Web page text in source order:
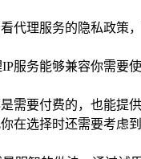
代理服务的隐私政策
服务能够兼容你需要
需要付费的，也能
在选择时还需要考虑